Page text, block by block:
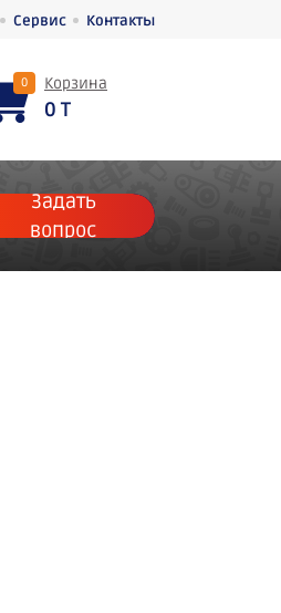
Сервис Контакты
Корзина
0 T
0
Задать
вопрос